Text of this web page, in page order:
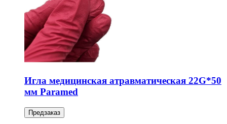
Игла медицинская атравматическая 22G*50
мм Paramed
Предзаказ